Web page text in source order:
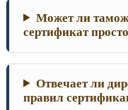
Может ли
сертификат
Отвечает ли
правил